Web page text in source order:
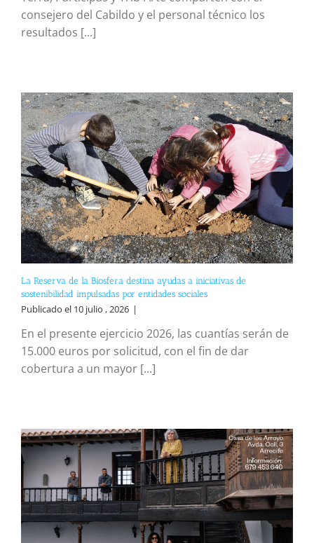
consejero del Cabildo y el personal técnico los
resultados [...]
La Reserva de la Biosfera destina ayudas a iniciativas de
sostenibilidad impulsadas por entidades sociales
Publicado el 10 julio , 2026 |
En el presente ejercicio 2026, las cuantías serán de
15.000 euros por solicitud, con el fin de dar
cobertura a un mayor [...]